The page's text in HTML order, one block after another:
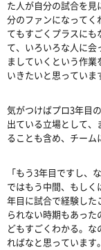
た人が自分の試合を
分のファンになってく
てもすごくプラスに
て、いろいろな人に
ましていくという作
いきたいと思っていま
気がつけばプロ3年目
出ている立場として
ることも含め、チーム
「もう3年目ですし、
ではもう中間、もし
年目に試合で経験した
られない時期もあっ
どもすごくわかる。
ればなと思っています。